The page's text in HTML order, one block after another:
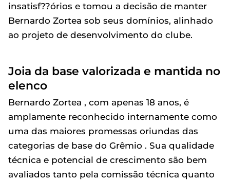
insatisf??órios e tomou a decisão de manter
Bernardo Zortea sob seus domínios, alinhado
ao projeto de desenvolvimento do clube.
Joia da base valorizada e mantida no
elenco
Bernardo Zortea , com apenas 18 anos, é
amplamente reconhecido internamente como
uma das maiores promessas oriundas das
categorias de base do Grêmio . Sua qualidade
técnica e potencial de crescimento são bem
avaliados tanto pela comissão técnica quanto